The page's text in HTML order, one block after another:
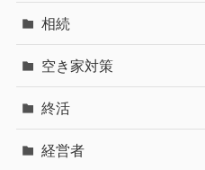
相続
空き家対策
終活
経営者